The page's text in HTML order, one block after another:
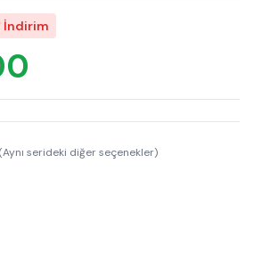
İndirim
(Aynı serideki diğer seçenekler)